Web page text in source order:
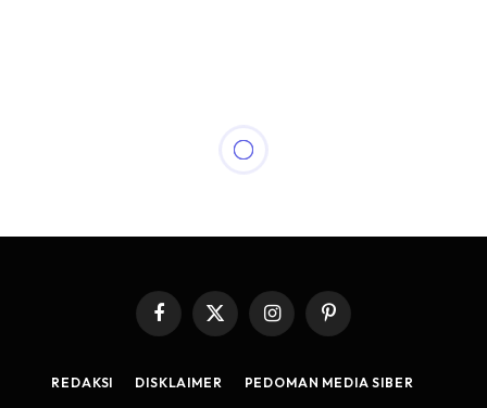
Facebook
X
InstagramPinterest
REDAKSI DISKLAIMER
PEDOMAN MEDIA SIBER